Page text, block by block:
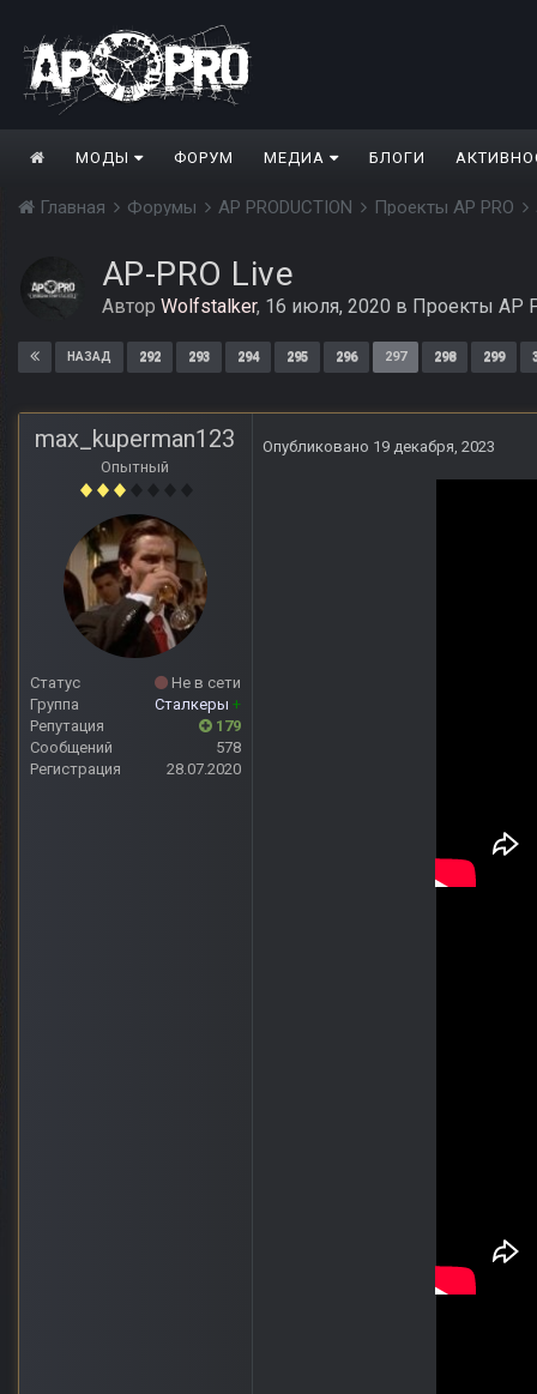
МОДЫ ФОРУМ МЕДИА БЛОГИ
Главная Форумы AP PRODUCTION Проекты AP PRO
AP-PRO Live
Автор Wolfstalker, 16 июля, 2020 в Проекты AP
НАЗАД 292 293 294 295 296 297 298 299
max_kuperman123
Опытный
Статус
Не в сети
Группа
Сталкеры +
Репутация
179
Сообщений
578
Регистрация
28.07.2020
Опубликовано 19 декабря, 2023